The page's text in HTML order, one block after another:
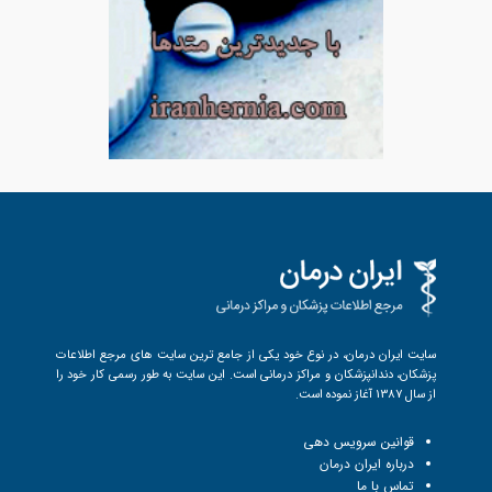
سایت ایران درمان، در نوع خود یکی از جامع ترین سایت های مرجع اطلاعات
پزشکان، دندانپزشکان و مراکز درمانی است. این سایت به طور رسمی کار خود را
از سال 1387 آغاز نموده است.
قوانین سرویس دهی
درباره ایران درمان
تماس با ما